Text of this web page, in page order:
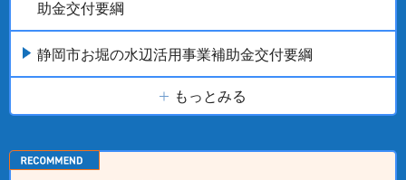
助金交付要綱
静岡市お堀の水辺活用事業補助金交付要綱
もっとみる